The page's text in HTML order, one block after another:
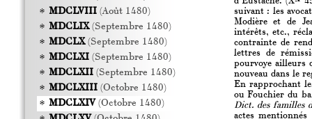
suivant : les
Modière et de
intérêts, etc.,
contrainte de
lettres de
pourvoye ailleurs
nouveau dans le
En rapprochant
ou Fouchier du
Dict. des familles
actes
MDCLVIII(Août 1480)
MDCLIX(Septembre 1480)
MDCLX(Septembre 1480)
MDCLXI(Septembre 1480)
MDCLXII(Septembre 1480)
MDCLXIII(Octobre 1480)
MDCLXIV(Octobre 1480)